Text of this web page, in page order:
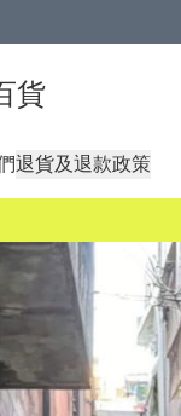
貨
退貨及退款政策